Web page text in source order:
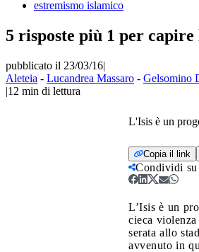
estremismo islamico
5 risposte più 1 per
pubblicato il 23/03/16|
Aleteia - Lucandrea Massaro - Gelsomino
|12 min di lettura
L'Isis è un
Copia il link
Condividi su
L’Isis è un
cieca
serata allo
avvenuto in